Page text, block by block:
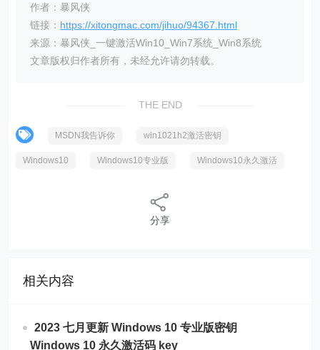
作者：暴风侠
链接： https://xitongmac.com/jihuo/94367.html
来源：暴风侠_一键激活Win10_Win7系统_Win8系统
文章版权归作者所有，未经允许请勿转载。
THE END
MSDN我告诉你 win1021h2激活密钥
Windows10 Windows10专业版 Windows10永久激活
分享
相关内容
2023 七月更新 Windows 10 专业版密钥
Windows 10 永久激活码 key